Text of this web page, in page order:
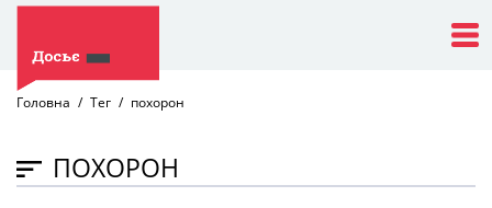
Головна Тег похорон
ПОХОРОН